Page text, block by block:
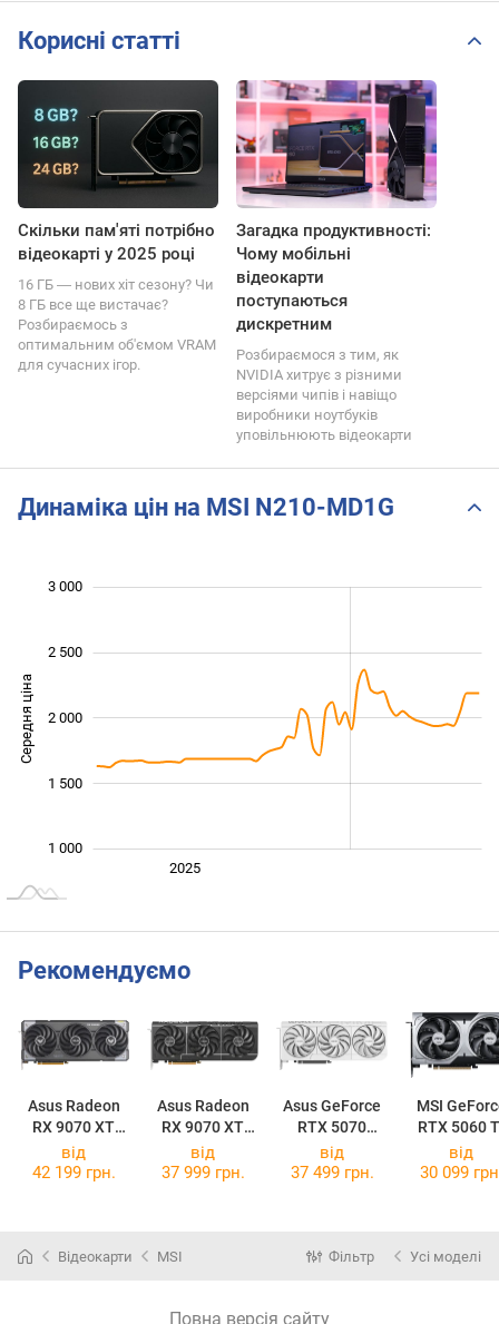
Корисні статті
Скільки пам'яті потрібно
відеокарті у 2025 році
16 ГБ ― нових хіт сезону? Чи
8 ГБ все ще вистачає?
Розбираємось з
оптимальним об'ємом VRAM
для сучасних ігор.
Загадка продуктивності:
Чому мобільні
відеокарти
поступаються
дискретним
Розбираємося з тим, як
NVIDIA хитрує з різними
версіями чипів і навіщо
виробники ноутбуків
уповільнюють відеокарти
Динаміка цін на MSI N210-MD1G
Середня ціна 1 200
1 000
3 000
2 000
2 500
1 500
2025
Рекомендуємо
Asus Radeon
RX 9070 XT
TUF Gaming
OC 16GB
Asus Radeon
RX 9070 XT
Prime OC 16GB
Asus GeForce
RTX 5070
Prime OC White
MSI
RTX 5060
16G
2X OC
від
42 199 грн.
від
37 999 грн.
від
37 499 грн.
від
30 099
Відеокарти MSI Фільтр Усі моделі
Повна версія сайту